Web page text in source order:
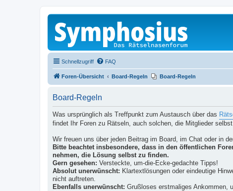
Schnellzugriff FAQ
Foren-Übersicht Board-Regeln Board-Regeln
Board-Regeln
Was ursprünglich als Treffpunkt zum Austausch über das
findet Ihr Foren zu Rätseln, auch solchen, die Mitglieder selbst
Wir freuen uns über jeden Beitrag im Board, im Chat oder in
Bitte beachtet insbesondere, dass in den öffentlichen
nehmen, die Lösung selbst zu finden.
Gern gesehen: Versteckte, um-die-Ecke-gedachte Tipps!
Absolut unerwünscht: Klartextlösungen oder eindeutige
nicht auftreten.
Ebenfalls unerwünscht: Grußloses erstmaliges Ankommen,